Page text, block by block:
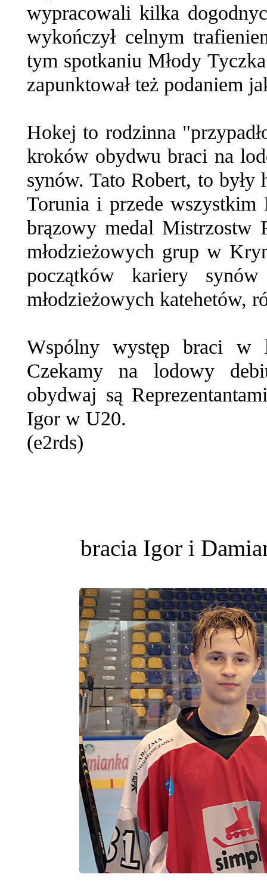
wypracowali kilka
wykończył celnym
tym spotkaniu Młody
zapunktował też podaniem
Hokej to rodzinna
kroków obydwu braci na
synów. Tato Robert, to były
Torunia i przede
brązowy medal Mistrzostw
młodzieżowych grup w
początków kariery
młodzieżowych katehetów,
Wspólny występ braci w
Czekamy na lodowy
obydwaj są
Igor w U20.
(e2rds)
bracia Igor i